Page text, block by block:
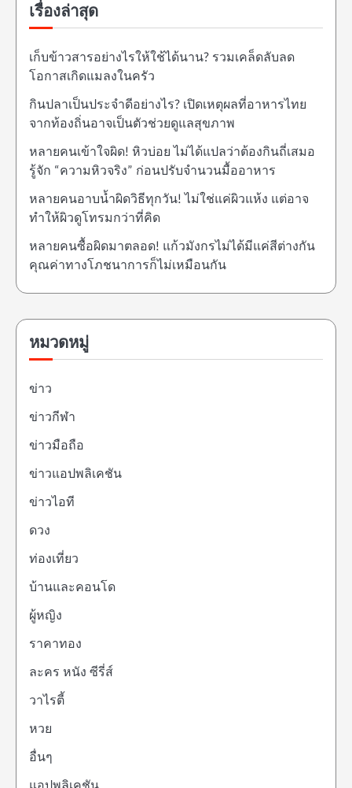
เรื่องล่าสุด
เก็บข้าวสารอย่างไรให้ใช้ได้นาน? รวมเคล็ดลับลด
โอกาสเกิดแมลงในครัว
กินปลาเป็นประจำดีอย่างไร? เปิดเหตุผลที่อาหารไทย
จากท้องถิ่นอาจเป็นตัวช่วยดูแลสุขภาพ
หลายคนเข้าใจผิด! หิวบ่อย ไม่ได้แปลว่าต้องกินถี่เสมอ
รู้จัก “ความหิวจริง” ก่อนปรับจำนวนมื้ออาหาร
หลายคนอาบน้ำผิดวิธีทุกวัน! ไม่ใช่แค่ผิวแห้ง แต่อาจ
ทำให้ผิวดูโทรมกว่าที่คิด
หลายคนซื้อผิดมาตลอด! แก้วมังกรไม่ได้มีแค่สีต่างกัน
คุณค่าทางโภชนาการก็ไม่เหมือนกัน
หมวดหมู่
ข่าว
ข่าวกีฬา
ข่าวมือถือ
ข่าวแอปพลิเคชัน
ข่าวไอที
ดวง
ท่องเที่ยว
บ้านและคอนโด
ผู้หญิง
ราคาทอง
ละคร หนัง ซีรี่ส์
วาไรตี้
หวย
อื่นๆ